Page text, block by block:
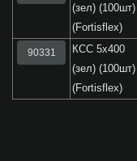
(зел) (100шт)
(Fortisflex)
90331
КСС 5х400
(зел) (100шт)
(Fortisflex)